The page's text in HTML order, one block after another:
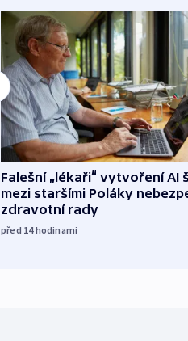
Falešní „lékaři“ vytvoření AI
mezi staršími Poláky
zdravotní rady
před 14hodinami